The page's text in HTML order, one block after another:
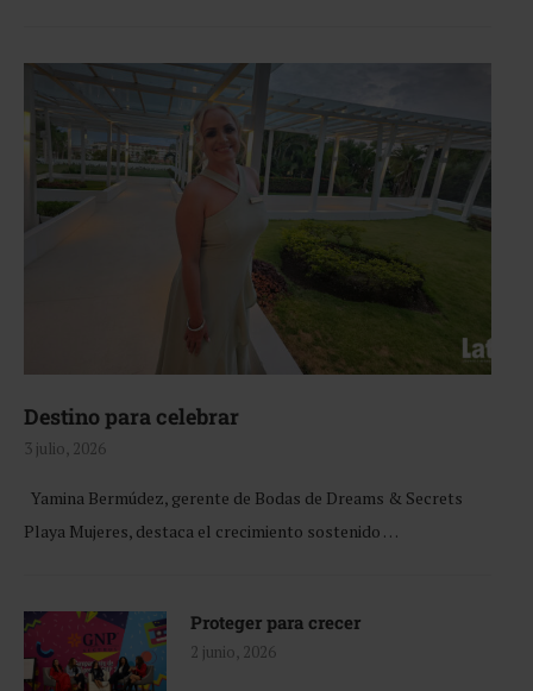
Destino para celebrar
3 julio, 2026
Yamina Bermúdez, gerente de Bodas de Dreams & Secrets
Playa Mujeres, destaca el crecimiento sostenido …
Proteger para crecer
2 junio, 2026